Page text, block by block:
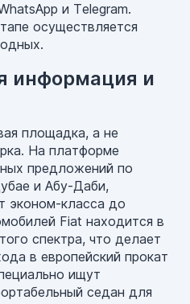
и Telegram.
осуществляется
информация и
площадка, а не
На платформе
предложений по
и Абу-Даби,
эконом-класса до
Fiat находится в
спектра, что делает
в европейский прокат
ищут
седан для